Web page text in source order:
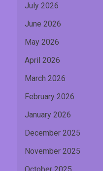
July 2026
June 2026
May 2026
April 2026
March 2026
February 2026
January 2026
December 2025
November 2025